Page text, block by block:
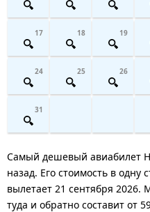
17 18 19
24 25 26
31
Самый дешевый авиабилет
назад. Его стоимость в одну
вылетает 21 сентября
туда и обратно составит от